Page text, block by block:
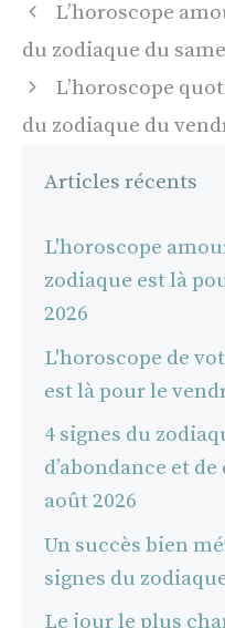
Navigation
des
L’horoscope
du zodiaque du
L’horoscope
du zodiaque du
Articles récents
L'horoscope
zodiaque est là
2026
L'horoscope de
est là pour le
4 signes du
d’abondance et
août 2026
Un succès bien
signes du
Le jour le plus